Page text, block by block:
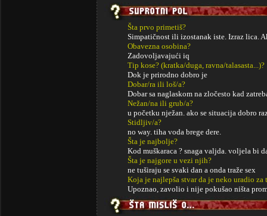
Šta prvo primetiš?
Simpatičnost ili izostanak iste. Izraz lica.
Obavezna osobina?
Zadovoljavajući iq
Tip kose? (kratka/duga, ravna/talasasta...)?
Dok je prirodno dobro je
Dobar/ra ili loš/a?
Dobar sa naglaskom na zločesto kad
Nežan/na ili grub/a?
u početku nježan. ako se situacija dobro
Stidljiv/a?
no way. tiha voda brege dere.
Šta je najbolje?
Kod muškaraca ? snaga valjda. voljela bi
Šta je najgore u vezi njih?
ne tuširaju se svaki dan a onda traže sex
Koja je najlepša stvar da je neko uradio za
Upoznao, zavolio i nije pokušao ništa